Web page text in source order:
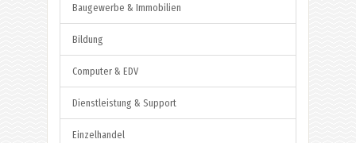
Baugewerbe & Immobilien
Bildung
Computer & EDV
Dienstleistung & Support
Einzelhandel